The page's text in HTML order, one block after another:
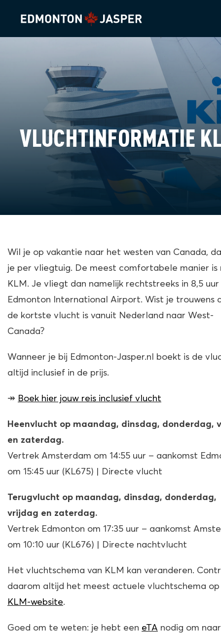
VLUCHTINFORMATIE
Wil je op vakantie naar het westen van Canada,
je per vliegtuig. De meest comfortabele manier is
KLM. Je vliegt dan namelijk rechtstreeks in 8,5
Edmonton International Airport. Wist je trouwens
de kortste vlucht is vanuit Nederland naar West-
Canada?
Wanneer je bij Edmonton-Jasper.nl boekt is de
altijd inclusief in de prijs.
↠ Boek hier jouw reis inclusief vlucht
Heenvlucht op maandag, dinsdag, donderdag,
en zaterdag.
Vertrek Amsterdam om 14:55 uur – aankomst
om 15:45 uur (KL675) | Directe vlucht
Terugvlucht op maandag, dinsdag, donderdag,
vrijdag en zaterdag.
Vertrek Edmonton om 17:35 uur – aankomst
om 10:10 uur (KL676) | Directe nachtvlucht
Het vluchtschema van KLM kan veranderen.
daarom altijd het meest actuele vluchtschema
KLM-website.
Goed om te weten: je hebt een eTA nodig om naar